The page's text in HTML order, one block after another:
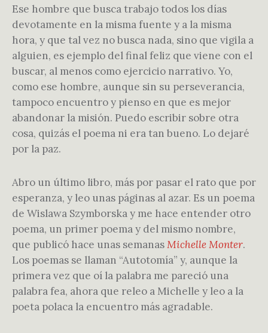
Ese hombre que busca trabajo todos los días
devotamente en la misma fuente y a la misma
hora, y que tal vez no busca nada, sino que vigila a
alguien, es ejemplo del final feliz que viene con el
buscar, al menos como ejercicio narrativo. Yo,
como ese hombre, aunque sin su perseverancia,
tampoco encuentro y pienso en que es mejor
abandonar la misión. Puedo escribir sobre otra
cosa, quizás el poema ni era tan bueno. Lo dejaré
por la paz.
Abro un último libro, más por pasar el rato que por
esperanza, y leo unas páginas al azar. Es un poema
de Wislawa Szymborska y me hace entender otro
poema, un primer poema y del mismo nombre,
que publicó hace unas semanasMichelle Monter.
Los poemas se llaman “Autotomía” y, aunque la
primera vez que oí la palabra me pareció una
palabra fea, ahora que releo a Michelle y leo a la
poeta polaca la encuentro más agradable.